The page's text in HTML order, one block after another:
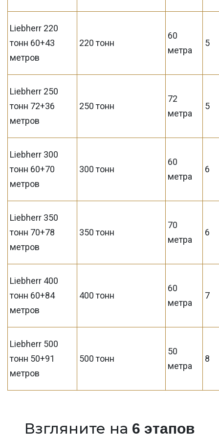
Liebherr 220
тонн 60+43
метров
220 тонн
60
метра
5
Liebherr 250
тонн 72+36
метров
250 тонн
72
метра
5
Liebherr 300
тонн 60+70
метров
300 тонн
60
метра
6
Liebherr 350
тонн 70+78
метров
350 тонн
70
метра
6
Liebherr 400
тонн 60+84
метров
400 тонн
60
метра
7
Liebherr 500
тонн 50+91
метров
500 тонн
50
метра
8
Взгляните на 6 этапов